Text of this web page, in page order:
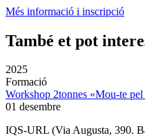
Més informació i inscripció
També et pot
2025
Formació
Workshop 2tonnes «Mou-te
01 desembre
IQS-URL (Via Augusta, 390.